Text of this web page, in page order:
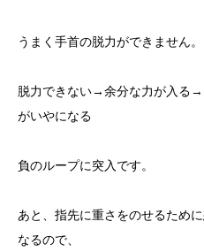
うまく手首の脱力ができません。
脱力できない→余分な力が入る
がいやになる
負のループに突入です。
あと、指先に重さをのせるため
なるので、